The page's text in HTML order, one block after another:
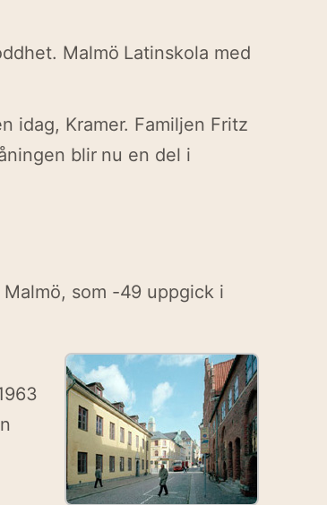
Malmö Latinskola med
idag, Kramer. Familjen Fritz
blir nu en del i
som -49 uppgick i